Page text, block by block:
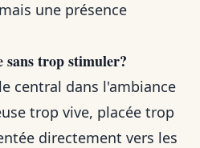
une présence
trop stimuler?
central dans l'ambiance
trop vive, placée trop
directement vers les